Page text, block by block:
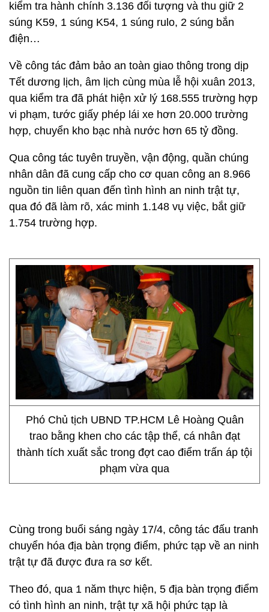
kiểm tra hành chính 3.136 đối tượng và thu giữ 2
súng K59, 1 súng K54, 1 súng rulo, 2 súng bắn
điện…
Về công tác đảm bảo an toàn giao thông trong dịp
Tết dương lịch, âm lịch cùng mùa lễ hội xuân 2013,
qua kiểm tra đã phát hiện xử lý 168.555 trường hợp
vi phạm, tước giấy phép lái xe hơn 20.000 trường
hợp, chuyển kho bạc nhà nước hơn 65 tỷ đồng.
Qua công tác tuyên truyền, vận động, quần chúng
nhân dân đã cung cấp cho cơ quan công an 8.966
nguồn tin liên quan đến tình hình an ninh trật tự,
qua đó đã làm rõ, xác minh 1.148 vụ việc, bắt giữ
1.754 trường hợp.
Phó Chủ tịch UBND TP.HCM Lê Hoàng Quân
trao bằng khen cho các tập thể, cá nhân đạt
thành tích xuất sắc trong đợt cao điểm trấn áp tội
phạm vừa qua
Cùng trong buổi sáng ngày 17/4, công tác đấu tranh
chuyển hóa địa bàn trọng điểm, phức tạp về an ninh
trật tự đã được đưa ra sơ kết.
Theo đó, qua 1 năm thực hiện, 5 địa bàn trọng điểm
có tình hình an ninh, trật tự xã hội phức tạp là